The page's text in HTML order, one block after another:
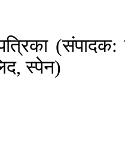
स्पेन)